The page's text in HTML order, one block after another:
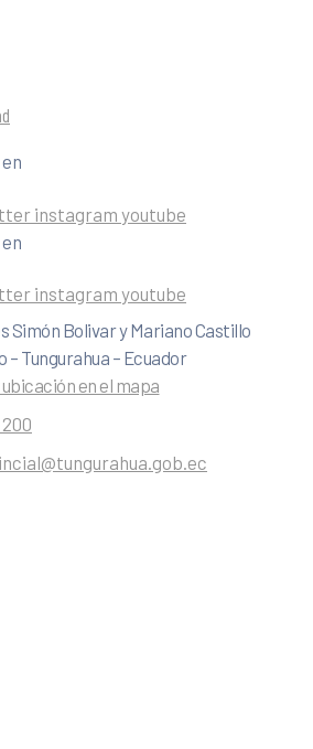
instagram youtube
instagram youtube
Simón Bolivar y Mariano Castillo
– Tungurahua – Ecuador
en el mapa